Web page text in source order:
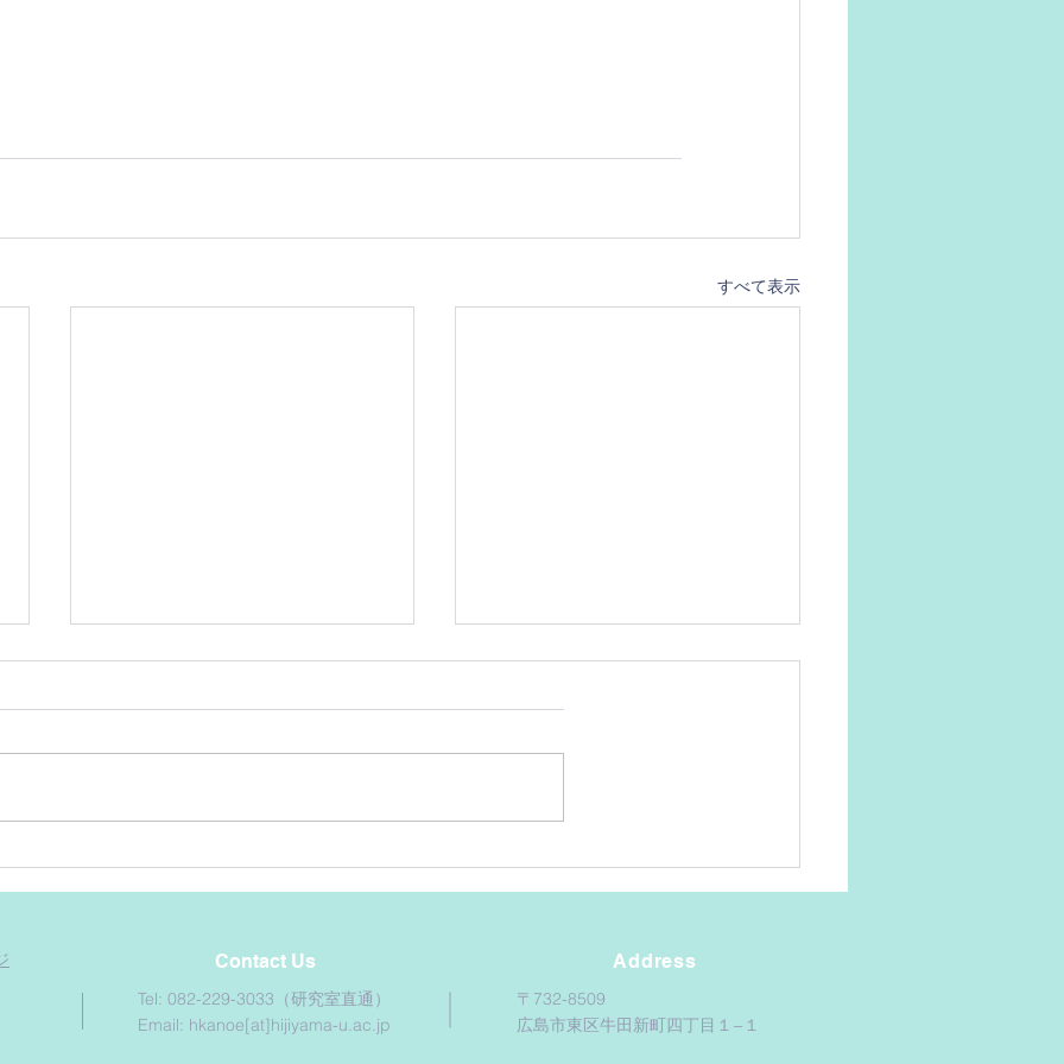
すべて表示
地球史年表
Contact Us
Tel: 082-229-3033（研究室直通）
Email: hkanoe[at]hijiyama-u.ac.jp
Address
〒732-8509
広島市東区牛田新町四丁目１−１